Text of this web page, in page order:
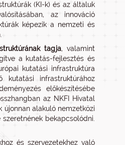
(KI-k) és az általuk
az innováció
képezik a nemzeti és
tagja, valamint
a kutatás-fejlesztés és
kutatási infrastruktúra
kutatási infrastruktúrához
előkészítésébe
az NKFI Hivatal
újonnan alakuló nemzetközi
bekapcsolódni.
és szervezetekhez való